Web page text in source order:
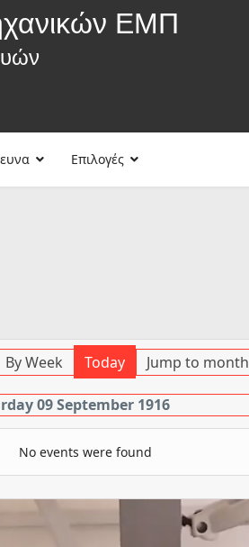
ΕΜΠ
Επιλογές
By Week Today Jump to month
09 September 1916
No events were found